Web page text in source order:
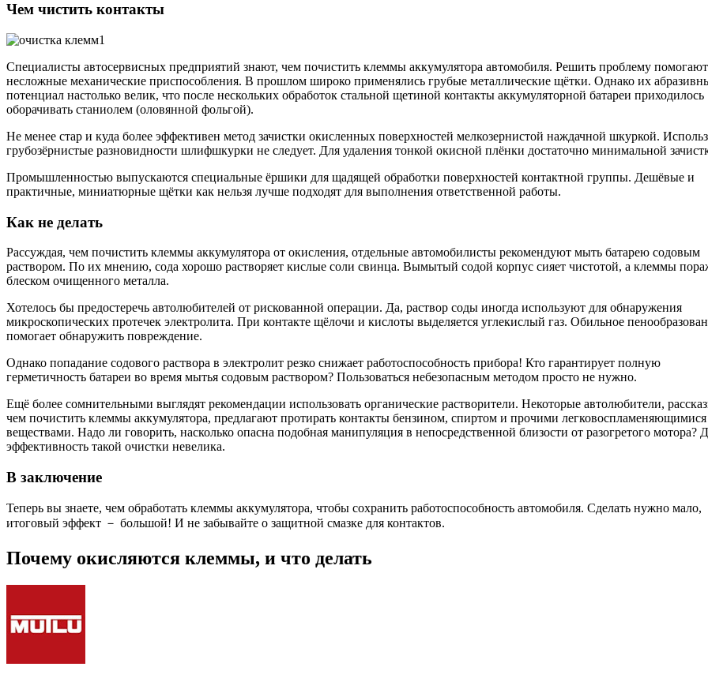
Чем чистить контакты
Специалисты автосервисных предприятий знают, чем почистить клеммы аккумулятора автомобиля. Решить проблему помогают
несложные механические приспособления. В прошлом широко применялись грубые металлические щётки. Однако их
потенциал настолько велик, что после нескольких обработок стальной щетиной контакты аккумуляторной батареи приходилось
оборачивать станиолем (оловянной фольгой).
Не менее стар и куда более эффективен метод зачистки окисленных поверхностей мелкозернистой наждачной шкуркой.
грубозёрнистые разновидности шлифшкурки не следует. Для удаления тонкой окисной плёнки достаточно минимальной
Промышленностью выпускаются специальные ёршики для щадящей обработки поверхностей контактной группы. Дешёвые и
практичные, миниатюрные щётки как нельзя лучше подходят для выполнения ответственной работы.
Как не делать
Рассуждая, чем почистить клеммы аккумулятора от окисления, отдельные автомобилисты рекомендуют мыть батарею содовым
раствором. По их мнению, сода хорошо растворяет кислые соли свинца. Вымытый содой корпус сияет чистотой, а клеммы
блеском очищенного металла.
Хотелось бы предостеречь автолюбителей от рискованной операции. Да, раствор соды иногда используют для обнаружения
микроскопических протечек электролита. При контакте щёлочи и кислоты выделяется углекислый газ. Обильное
помогает обнаружить повреждение.
Однако попадание содового раствора в электролит резко снижает работоспособность прибора! Кто гарантирует полную
герметичность батареи во время мытья содовым раствором? Пользоваться небезопасным методом просто не нужно.
Ещё более сомнительными выглядят рекомендации использовать органические растворители. Некоторые автолюбители,
чем почистить клеммы аккумулятора, предлагают протирать контакты бензином, спиртом и прочими легковоспламеняющимися
веществами. Надо ли говорить, насколько опасна подобная манипуляция в непосредственной близости от разогретого мотора?
эффективность такой очистки невелика.
В заключение
Теперь вы знаете, чем обработать клеммы аккумулятора, чтобы сохранить работоспособность автомобиля. Сделать нужно мало,
итоговый эффект － большой! И не забывайте о защитной смазке для контактов.
Почему окисляются клеммы, и что делать